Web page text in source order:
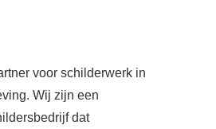
voor schilderwerk in
Wij zijn een
dat